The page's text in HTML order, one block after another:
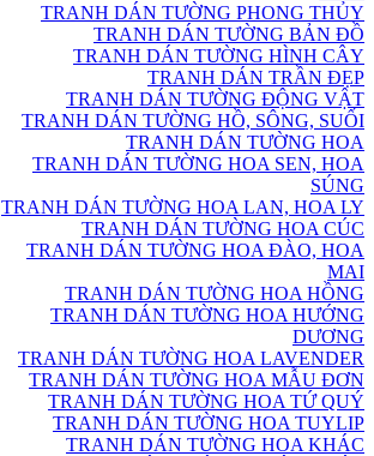
TRANH DÁN TƯỜNG PHONG THỦY
TRANH DÁN TƯỜNG BẢN ĐỒ
TRANH DÁN TƯỜNG HÌNH CÂY
TRANH DÁN TRẦN ĐẸP
TRANH DÁN TƯỜNG ĐỘNG VẬT
TRANH DÁN TƯỜNG HỒ, SÔNG, SUỐI
TRANH DÁN TƯỜNG HOA
TRANH DÁN TƯỜNG HOA SEN, HOA
SÚNG
TRANH DÁN TƯỜNG HOA LAN, HOA LY
TRANH DÁN TƯỜNG HOA CÚC
TRANH DÁN TƯỜNG HOA ĐÀO, HOA
MAI
TRANH DÁN TƯỜNG HOA HỒNG
TRANH DÁN TƯỜNG HOA HƯỚNG
DƯƠNG
TRANH DÁN TƯỜNG HOA LAVENDER
TRANH DÁN TƯỜNG HOA MẪU ĐƠN
TRANH DÁN TƯỜNG HOA TỨ QUÝ
TRANH DÁN TƯỜNG HOA TUYLIP
TRANH DÁN TƯỜNG HOA KHÁC